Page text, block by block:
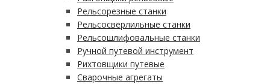
Рельсорезные станки
Рельсосверлильные станки
Рельсошлифовальные станки
Ручной путевой инструмент
Рихтовщики путевые
Сварочные агрегаты